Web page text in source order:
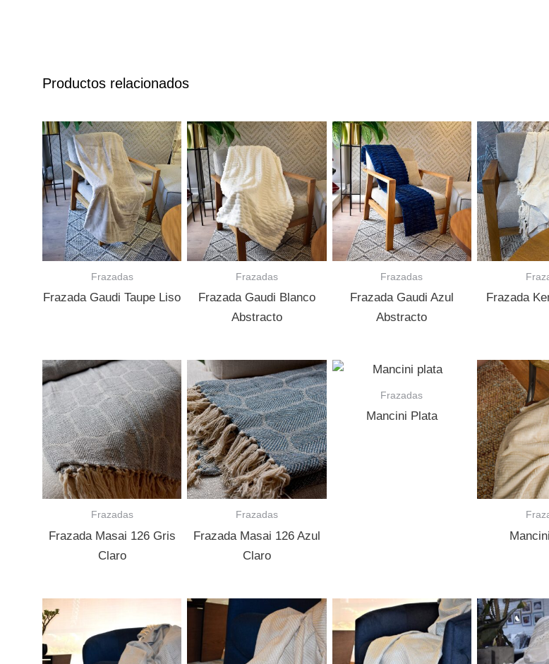
Productos relacionados
Frazadas
Frazada Gaudi Taupe Liso
Frazadas
Frazada Gaudi Blanco
Abstracto
Frazadas
Frazada Gaudi Azul
Abstracto
Frazada
Frazadas
Frazada Masai 126 Gris
Claro
Frazadas
Frazada Masai 126 Azul
Claro
Frazadas
Mancini Plata